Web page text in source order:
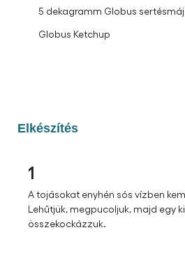
5 dekagramm Globus
Globus Ketchup
Elkészítés
1
A tojásokat enyhén sós vízben
Lehűtjük, megpucoljuk, majd egy
összekockázzuk.